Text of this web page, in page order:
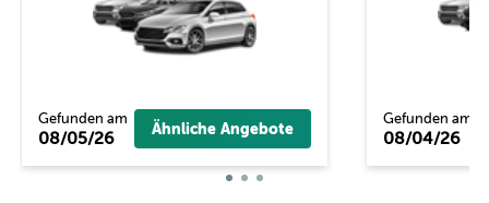
Gefunden am
08/05/26 Ähnliche Angebote
Gefunden am
08/04/26